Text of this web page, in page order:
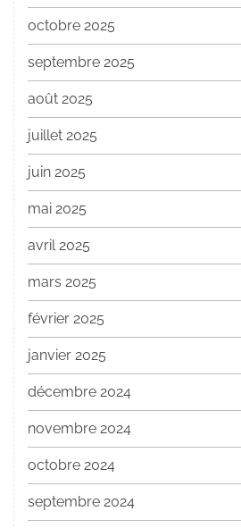
octobre 2025
septembre 2025
août 2025
juillet 2025
juin 2025
mai 2025
avril 2025
mars 2025
février 2025
janvier 2025
décembre 2024
novembre 2024
octobre 2024
septembre 2024